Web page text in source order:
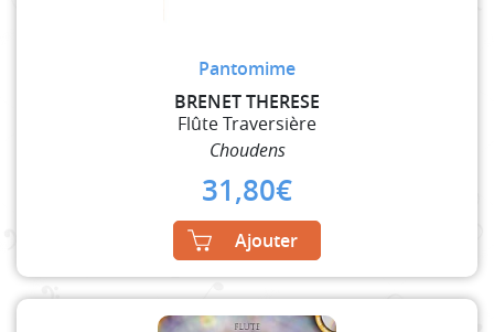
Pantomime
BRENET THERESE
Flûte Traversière
Choudens
31,80€
Ajouter